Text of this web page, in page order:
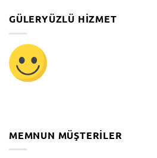
GÜLERYÜZLÜ HIZMET
MEMNUN MÜŞTERILER